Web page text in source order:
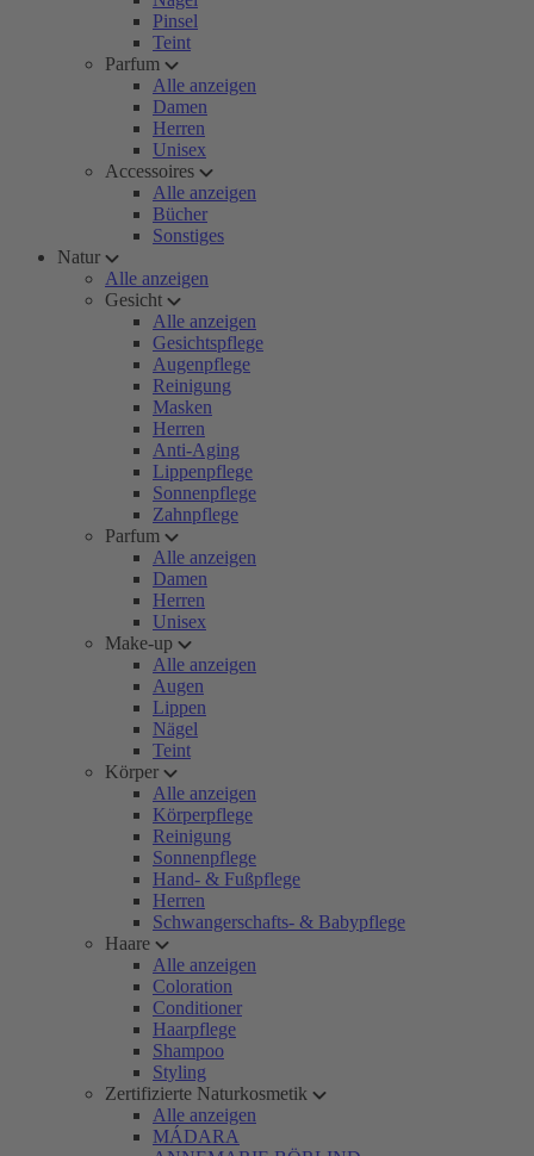
Pinsel
Teint
Parfum
Alle anzeigen
Damen
Herren
Unisex
Accessoires
Alle anzeigen
Bücher
Sonstiges
Natur
Alle anzeigen
Gesicht
Alle anzeigen
Gesichtspflege
Augenpflege
Reinigung
Masken
Herren
Anti-Aging
Lippenpflege
Sonnenpflege
Zahnpflege
Parfum
Alle anzeigen
Damen
Herren
Unisex
Make-up
Alle anzeigen
Augen
Lippen
Nägel
Teint
Körper
Alle anzeigen
Körperpflege
Reinigung
Sonnenpflege
Hand- & Fußpflege
Herren
Schwangerschafts- & Babypflege
Haare
Alle anzeigen
Coloration
Conditioner
Haarpflege
Shampoo
Styling
Zertifizierte Naturkosmetik
Alle anzeigen
MÁDARA